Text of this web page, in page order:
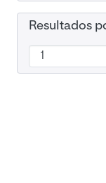
Resultados